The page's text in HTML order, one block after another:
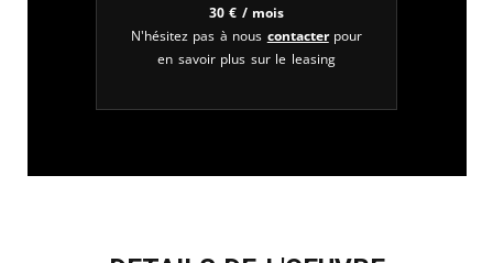
30€ / mois
N'hésitez pas à nous contacterpour
en savoir plus sur le leasing